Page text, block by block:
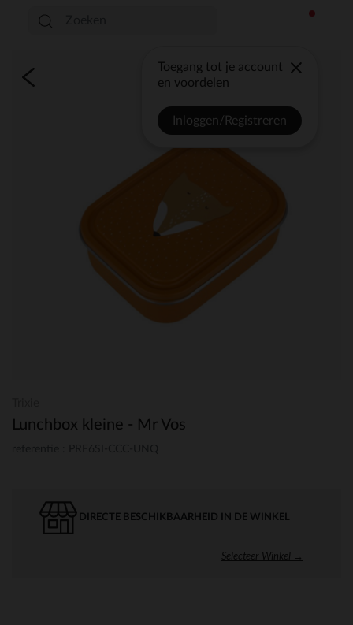
Toegang tot je account
en voordelen
Inloggen/Registreren
Lunchbox kleine - Mr Vos
DIRECTE BESCHIKBAARHEID IN DE WINKEL
Selecteer Winkel →